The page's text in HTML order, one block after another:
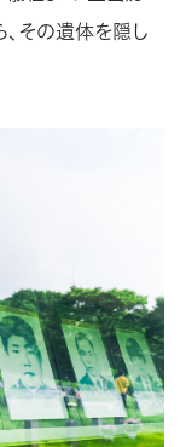
その遺体を隠し